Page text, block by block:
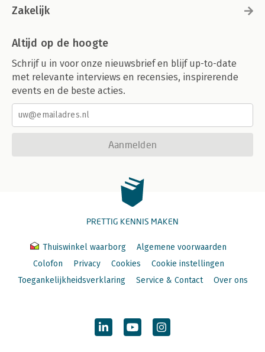
Zakelijk
Altijd op de hoogte
Schrijf u in voor onze nieuwsbrief en blijf up-to-date
met relevante interviews en recensies, inspirerende
events en de beste acties.
Aanmelden
PRETTIG KENNIS MAKEN
Thuiswinkel waarborg
Algemene voorwaarden
Colofon
Privacy Cookies
Cookie instellingen
Toegankelijkheidsverklaring
Service & Contact Over ons